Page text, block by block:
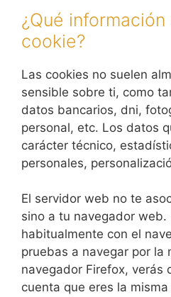
¿Qué
cookie?
Las cookies no suelen
sensible sobre ti, como
datos bancarios, dni,
personal, etc. Los datos
carácter técnico,
personales,
El servidor web no te
sino a tu navegador web.
habitualmente con el
pruebas a navegar por la
navegador Firefox, verás
cuenta que eres la